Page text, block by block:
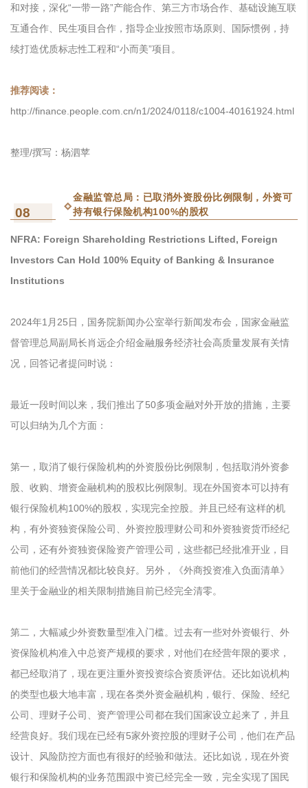
和对接，深化“一带一路”产能合作、第三方市场合作、基础设施互联
互通合作、民生项目合作，指导企业按照市场原则、国际惯例，持
续打造优质标志性工程和“小而美”项目。
推荐阅读：
http://finance.people.com.cn/n1/2024/0118/c1004-40161924.html
整理/撰写：杨泗苹
08
金融监管总局：已取消外资股份比例限制，外资可
持有银行保险机构100%的股权
NFRA: Foreign Shareholding Restrictions Lifted, Foreign
Investors Can Hold 100% Equity of Banking & Insurance
Institutions
2024年1月25日，国务院新闻办公室举行新闻发布会，国家金融监
督管理总局副局长肖远企介绍金融服务经济社会高质量发展有关情
况，回答记者提问时说：
最近一段时间以来，我们推出了50多项金融对外开放的措施，主要
可以归纳为几个方面：
第一，取消了银行保险机构的外资股份比例限制，包括取消外资参
股、收购、增资金融机构的股权比例限制。现在外国资本可以持有
银行保险机构100%的股权，实现完全控股。并且已经有这样的机
构，有外资独资保险公司、外资控股理财公司和外资独资货币经纪
公司，还有外资独资保险资产管理公司，这些都已经批准开业，目
前他们的经营情况都比较良好。另外，《外商投资准入负面清单》
里关于金融业的相关限制措施目前已经完全清零。
第二，大幅减少外资数量型准入门槛。过去有一些对外资银行、外
资保险机构准入中总资产规模的要求，对他们在经营年限的要求，
都已经取消了，现在更注重外资投资综合资质评估。还比如说机构
的类型也极大地丰富，现在各类外资金融机构，银行、保险、经纪
公司、理财子公司、资产管理公司都在我们国家设立起来了，并且
经营良好。我们现在已经有5家外资控股的理财子公司，他们在产品
设计、风险防控方面也有很好的经验和做法。还比如说，现在外资
银行和保险机构的业务范围跟中资已经完全一致，完全实现了国民